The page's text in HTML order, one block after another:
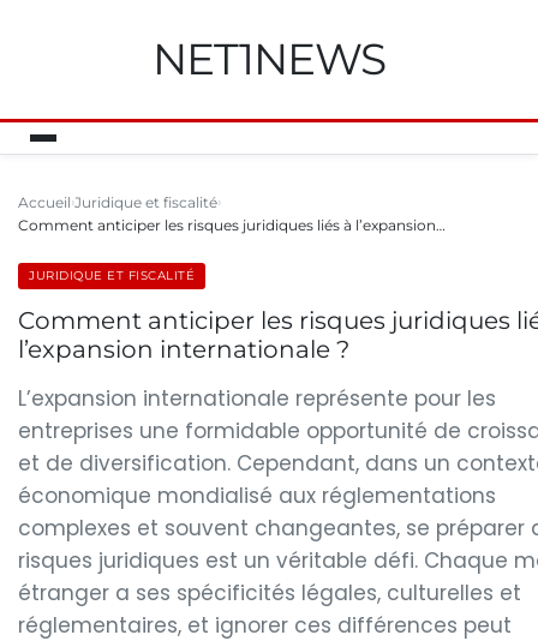
NET1NEWS
Accueil Juridique et fiscalité
Comment anticiper les risques juridiques liés à l’expansion…
JURIDIQUE ET FISCALITÉ
Comment anticiper les risques juridiques
l’expansion internationale ?
L’expansion internationale représente pour les
entreprises une formidable opportunité de
et de diversification. Cependant, dans un
économique mondialisé aux réglementations
complexes et souvent changeantes, se préparer
risques juridiques est un véritable défi. Chaque
étranger a ses spécificités légales, culturelles et
réglementaires, et ignorer ces différences peut